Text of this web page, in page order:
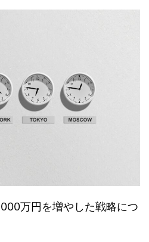
万円を増やした戦略につ